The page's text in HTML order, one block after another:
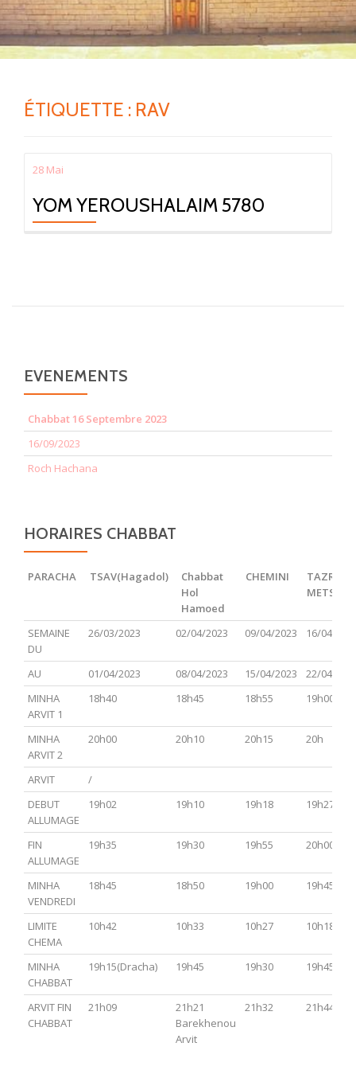
ÉTIQUETTE : RAV
28 Mai
YOM YEROUSHALAIM 5780
EVENEMENTS
Chabbat 16 Septembre 2023
16/09/2023
Roch Hachana
HORAIRES CHABBAT
PARACHA TSAV(Hagadol)
Chabbat
Hol
Hamoed
CHEMINI
TAZRIA
PARACHA TSAV(Hagadol)
Chabbat
Hamoed
CHEMINI
TAZRIA
SEMAINE
DU
26/03/2023 02/04/2023 09/04/2023 16/04/
AU 01/04/2023 08/04/2023 15/04/2023
22/04/
MINHA
ARVIT 1
18h40 18h45 18h55 19h00
MINHA
ARVIT 2
20h00 20h10 20h15 20h
ARVIT
/
DEBUT
ALLUMAGE
19h02 19h10 19h18 19h27
FIN
ALLUMAGE
19h35 19h30 19h55 20h00
MINHA
VENDREDI
18h45 18h50 19h00 19h45
LIMITE
CHEMA
10h42 10h33 10h27 10h18
MINHA
CHABBAT
19h15(Dracha) 19h45 19h30 19h45
ARVIT FIN
CHABBAT
21h09
21h21
Barekhenou
Arvit
21h32 21h44